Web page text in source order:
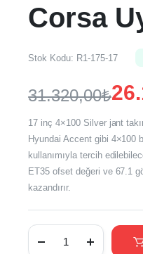
Corsa
Stok Kodu: R1-175-17
31.320,00₺
Orijinal
fiyat:
31.320,00₺.
Şu
andaki
fiyat:
26.100,00₺.
17 inç 4×100 Silver jant
Hyundai Accent gibi 4×100
kullanımıyla tercih
ET35 ofset değeri ve 67.1
kazandırır.